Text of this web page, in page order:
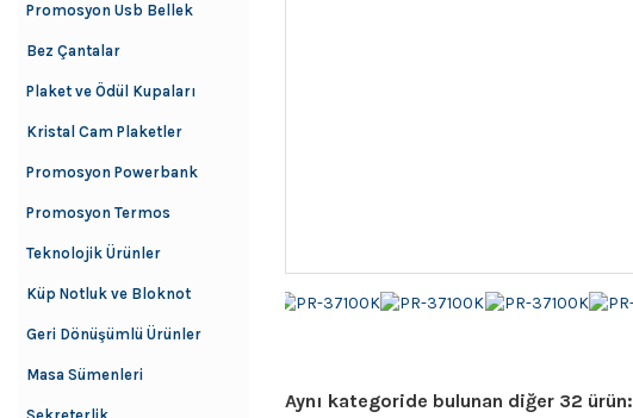
Aynı kategoride bulunan diğer 32 ürün:
Promosyon Usb Bellek
Bez Çantalar
Plaket ve Ödül Kupaları
Kristal Cam Plaketler
Promosyon Powerbank
Promosyon Termos
Teknolojik Ürünler
Küp Notluk ve Bloknot
Geri Dönüşümlü Ürünler
Masa Sümenleri